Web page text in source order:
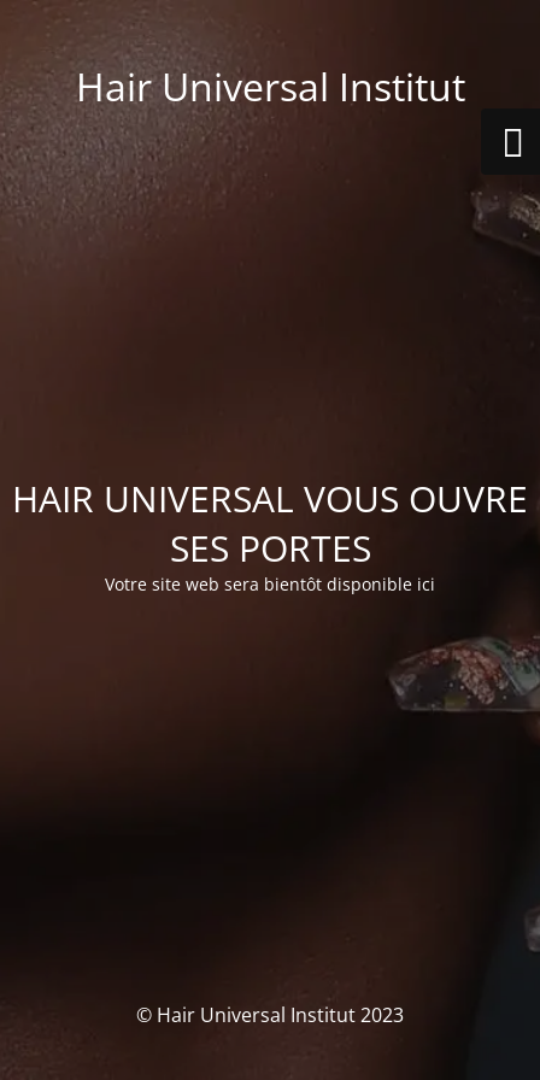
Hair Universal Institut
HAIR UNIVERSAL VOUS OUVRE
SES PORTES
Votre site web sera bientôt disponible ici
© Hair Universal Institut 2023